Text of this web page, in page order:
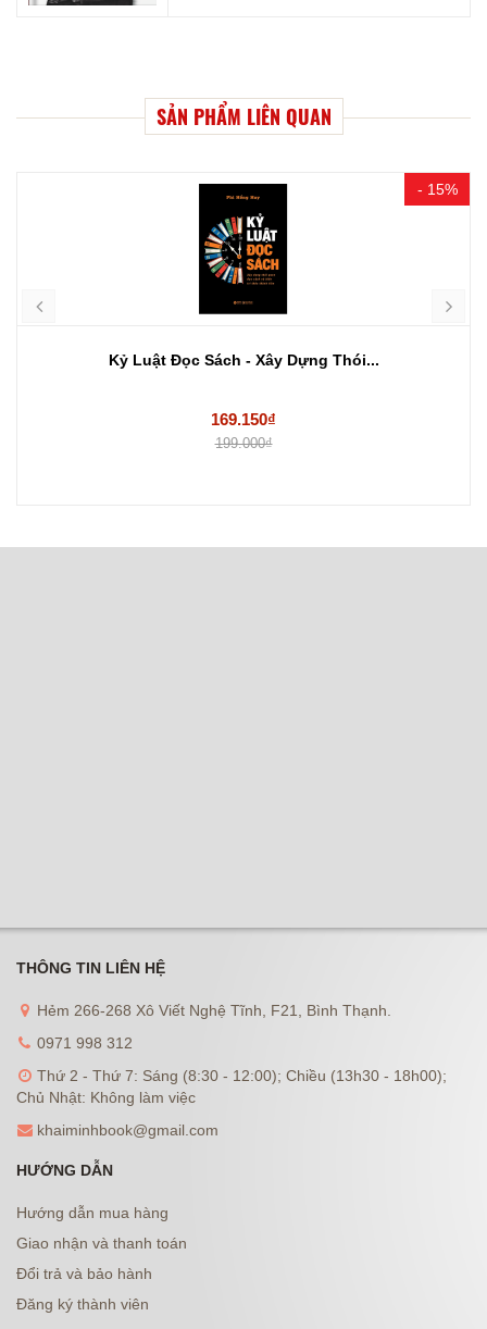
SẢN PHẨM LIÊN QUAN
- 15%
Kỷ Luật Đọc Sách - Xây Dựng Thói...
169.150₫
199.000₫
THÔNG TIN LIÊN HỆ
Hẻm 266-268 Xô Viết Nghệ Tĩnh, F21, Bình Thạnh.
0971 998 312
Thứ 2 - Thứ 7: Sáng (8:30 - 12:00); Chiều (13h30 - 18h00);
Chủ Nhật: Không làm việc
khaiminhbook@gmail.com
HƯỚNG DẪN
Hướng dẫn mua hàng
Giao nhận và thanh toán
Đổi trả và bảo hành
Đăng ký thành viên